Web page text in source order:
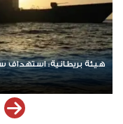
نتنياهو يرفض الانسحاب